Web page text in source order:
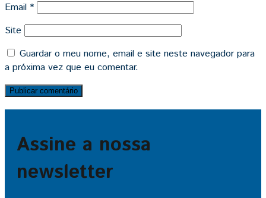
Email *
Site
Guardar o meu nome, email e site neste navegador para
a próxima vez que eu comentar.
Assine a nossa
newsletter